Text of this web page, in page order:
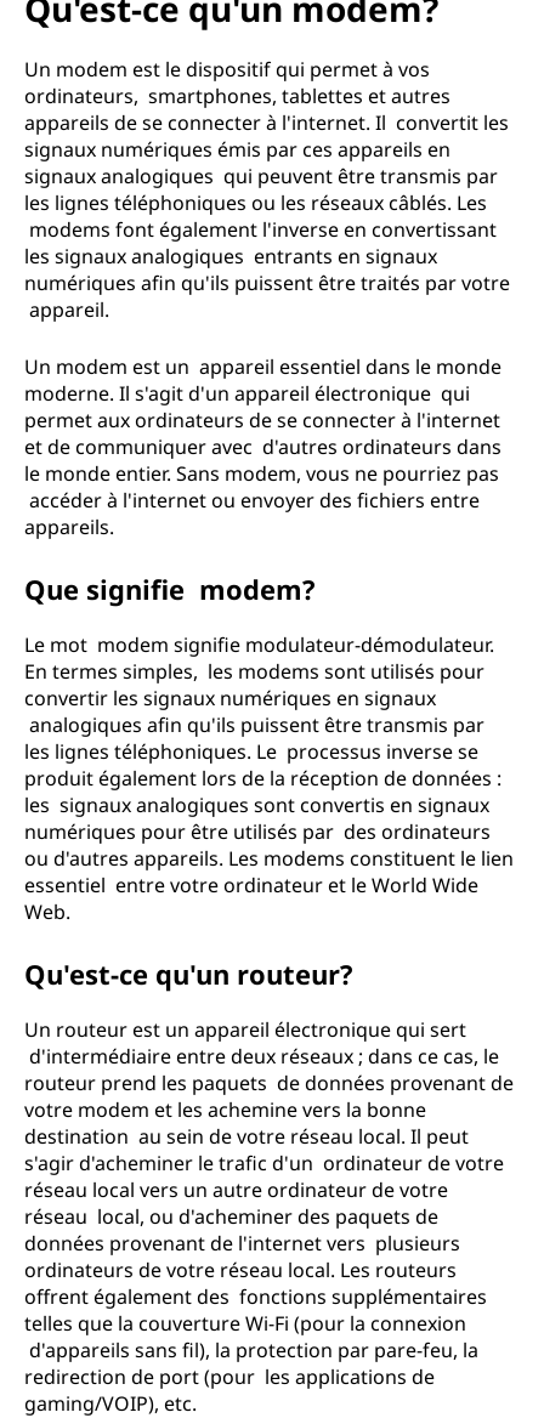
Un modem est le dispositif qui permet à vos
ordinateurs, smartphones, tablettes et autres
appareils de se connecter à l'internet. Il convertit les
signaux numériques émis par ces appareils en
signaux analogiques qui peuvent être transmis par
les lignes téléphoniques ou les réseaux câblés. Les
modems font également l'inverse en convertissant
les signaux analogiques entrants en signaux
numériques afin qu'ils puissent être traités par votre
appareil.
Un modem est un appareil essentiel dans le monde
moderne. Il s'agit d'un appareil électronique qui
permet aux ordinateurs de se connecter à l'internet
et de communiquer avec d'autres ordinateurs dans
le monde entier. Sans modem, vous ne pourriez pas
accéder à l'internet ou envoyer des fichiers entre
appareils.
Que signifie modem?
Le mot modem signifie modulateur-démodulateur.
En termes simples, les modems sont utilisés pour
convertir les signaux numériques en signaux
analogiques afin qu'ils puissent être transmis par
les lignes téléphoniques. Le processus inverse se
produit également lors de la réception de données :
les signaux analogiques sont convertis en signaux
numériques pour être utilisés par des ordinateurs
ou d'autres appareils. Les modems constituent le lien
essentiel entre votre ordinateur et le World Wide
Web.
Qu'est-ce qu'un routeur?
Un routeur est un appareil électronique qui sert
d'intermédiaire entre deux réseaux ; dans ce cas, le
routeur prend les paquets de données provenant de
votre modem et les achemine vers la bonne
destination au sein de votre réseau local. Il peut
s'agir d'acheminer le trafic d'un ordinateur de votre
réseau local vers un autre ordinateur de votre
réseau local, ou d'acheminer des paquets de
données provenant de l'internet vers plusieurs
ordinateurs de votre réseau local. Les routeurs
offrent également des fonctions supplémentaires
telles que la couverture Wi-Fi (pour la connexion
d'appareils sans fil), la protection par pare-feu, la
redirection de port (pour les applications de
gaming/VOIP), etc.